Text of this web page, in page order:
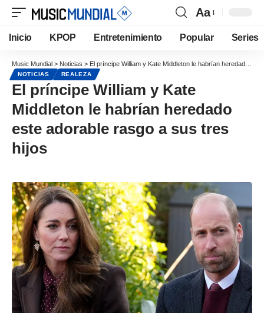
Aa
Inicio KPOP Entretenimiento Popular Series
Music Mundial > Noticias > El príncipe William y Kate Middleton le habrían heredado este adorable rasgo a sus tres hijos
NOTICIAS REALEZA
El príncipe William y Kate
Middleton le habrían heredado
este adorable rasgo a sus tres
hijos